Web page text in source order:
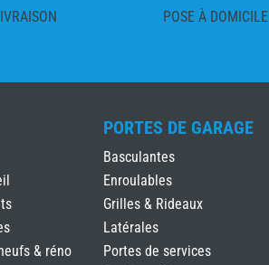
POSE À DOMICILE
& réno
PORTES DE GARAGE
Basculantes
Enroulables
Grilles & Rideaux
Latérales
Portes de services